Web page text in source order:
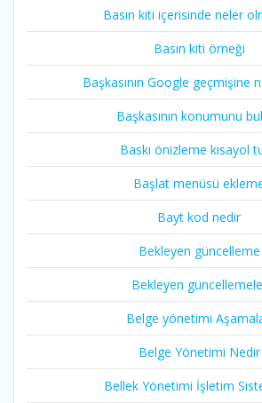
Basın kiti içerisinde neler
Basın kiti örneği
Başkasının Google geçmişine
Başkasının konumunu
Baskı önizleme kısayol
Başlat menüsü
Bayt kod nedir
Bekleyen güncelleme
Bekleyen
Belge yönetimi
Belge Yönetimi Nedir
Bellek Yönetimi İşletim